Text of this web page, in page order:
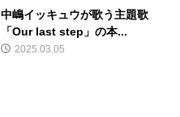
中嶋イッキュウが歌う主題歌
「Our last step」の本...
2025.03.05